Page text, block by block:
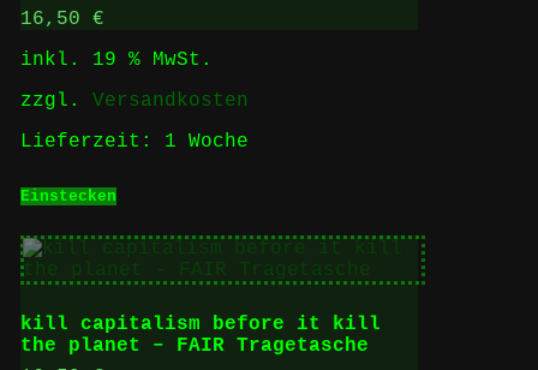
16,50 €
inkl. 19 % MwSt.
zzgl. Versandkosten
Lieferzeit: 1 Woche
Einstecken
kill capitalism before it kill
the planet – FAIR Tragetasche